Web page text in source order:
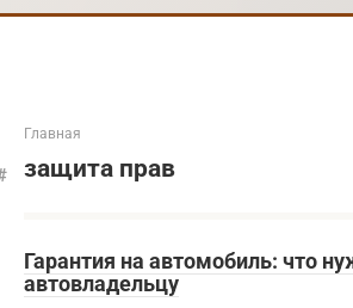
Главная
защита прав
Гарантия на автомобиль: что
автовладельцу